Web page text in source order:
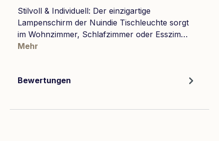
Stilvoll & Individuell: Der einzigartige
Lampenschirm der Nuindie Tischleuchte sorgt
im Wohnzimmer, Schlafzimmer oder Esszim…
Mehr
Bewertungen